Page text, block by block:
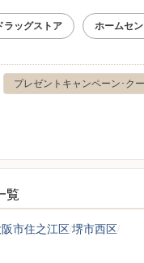
ラッグストア ホームセ
プレゼントキャンペーン･ク
覧
阪市住之江区堺市西区